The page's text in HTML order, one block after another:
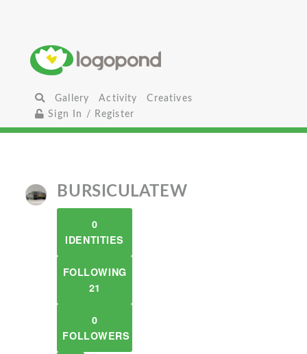
Gallery Activity
Creatives
Sign In / Register
BURSICULATEW
0
IDENTITIES
FOLLOWING
21
0
FOLLOWERS